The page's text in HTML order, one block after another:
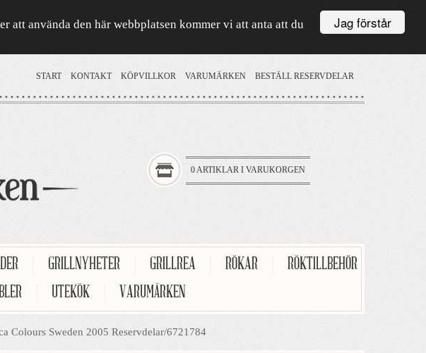
Jag förstår
att använda den här webbplatsen kommer vi att anta att du
START KONTAKT KÖPVILLKOR VARUMÄRKEN BESTÄLL RESERVDELAR
0 ARTIKLAR I VARUKORGEN
GRILLNYHETER GRILLREA RÖKAR
RÖKTILLBEHÖR
UTEKÖK VARUMÄRKEN
Colours Sweden 2005 Reservdelar/6721784